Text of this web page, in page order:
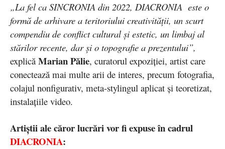
„La fel ca SINCRONIA din 2022, DIACRONIA este o
formă de arhivare a teritoriului creativității, un scurt
compendiu de conflict cultural și estetic, un limbaj al
stărilor recente, dar și o topografie a prezentului”,
explică Marian Pălie, curatorul expoziției, artist care
conectează mai multe arii de interes, precum fotografia,
colajul nonfigurativ, meta-stylingul aplicat și teoretizat,
instalațiile video.
Artiștii ale căror lucrări vor fi expuse în cadrul
DIACRONIA: